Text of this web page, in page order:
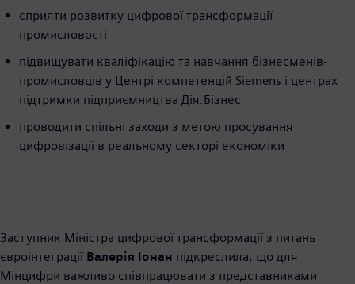
сприяти розвитку цифрової трансформації
промисловості
підвищувати кваліфікацію та навчання бізнесменів-
промисловців у Центрі компетенцій Siemens і центрах
підтримки підприємництва Дія.Бізнес
проводити спільні заходи з метою просування
цифровізації в реальному секторі економіки
Заступник Міністра цифрової трансформації з питань
євроінтеграції Валерія Іонан підкреслила, що для
Мінцифри важливо співпрацювати з представниками